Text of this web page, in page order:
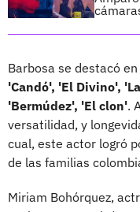
Barbosa se destacó
'Candó', 'El Divino',
'Bermúdez', 'El clon'.
versatilidad, y
cual, este actor logró
de las familias
Miriam Bohórquez,